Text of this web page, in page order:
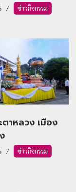
ข่าวกิจกรรม
าหลวง เมือง
ข่าวกิจกรรม